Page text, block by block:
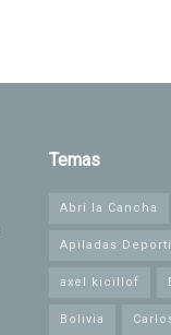
Temas
Abrí la Cancha
Apiladas
axel kicillof
Bolivia